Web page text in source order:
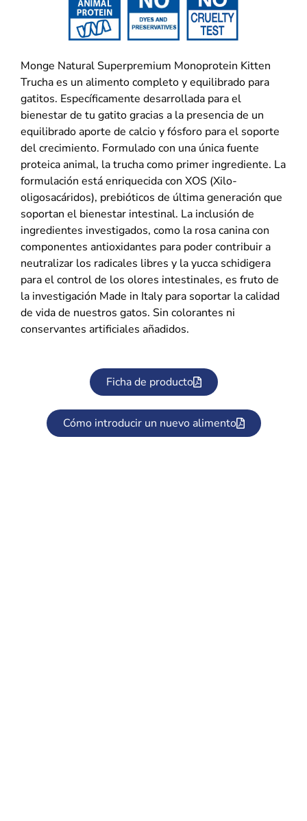
Monge Natural Superpremium Monoprotein Kitten
Trucha es un alimento completo y equilibrado para
gatitos. Específicamente desarrollada para el
bienestar de tu gatito gracias a la presencia de un
equilibrado aporte de calcio y fósforo para el soporte
del crecimiento. Formulado con una única fuente
proteica animal, la trucha como primer ingrediente. La
formulación está enriquecida con XOS (Xilo-
oligosacáridos), prebióticos de última generación que
soportan el bienestar intestinal. La inclusión de
ingredientes investigados, como la rosa canina con
componentes antioxidantes para poder contribuir a
neutralizar los radicales libres y la yucca schidigera
para el control de los olores intestinales, es fruto de
la investigación Made in Italy para soportar la calidad
de vida de nuestros gatos. Sin colorantes ni
conservantes artificiales añadidos.
Ficha de producto
Cómo introducir un nuevo alimento